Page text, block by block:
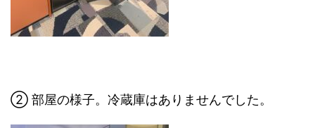
② 部屋の様子。冷蔵庫はありませんでした。